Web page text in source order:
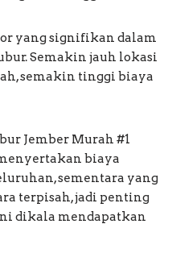
yang signifikan dalam
Semakin jauh lokasi
semakin tinggi biaya
Jember Murah #1
biaya
sementara yang
terpisah, jadi penting
dikala mendapatkan